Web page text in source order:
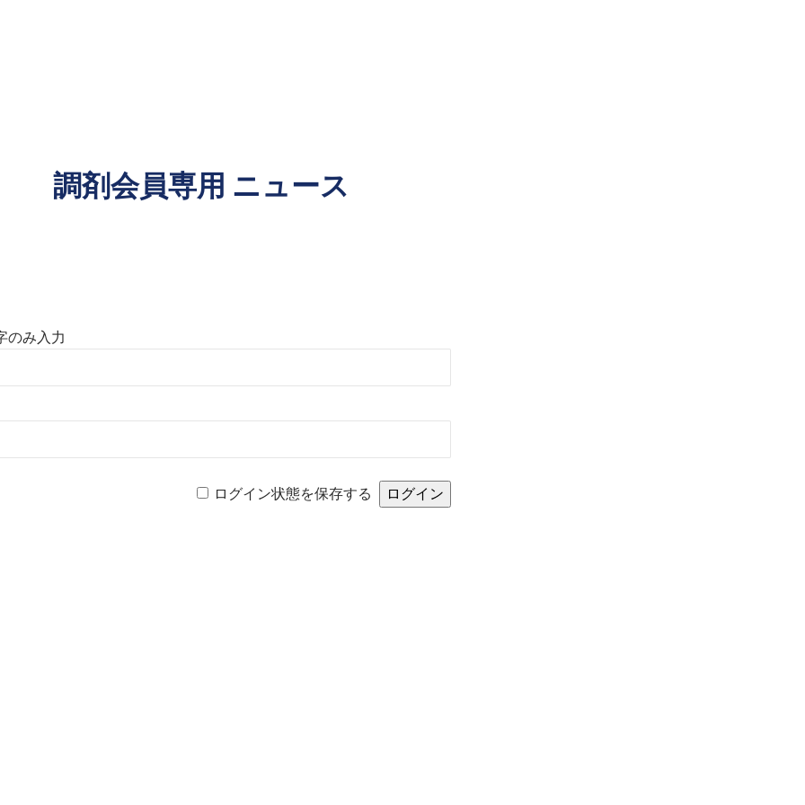
調剤会員専用 ニュース
のみ入力
ログイン状態を保存する